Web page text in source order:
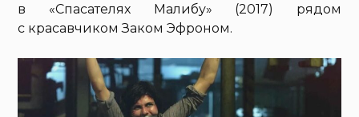
в «Спасателях Малибу» (2017) рядом
с красавчиком Заком Эфроном.